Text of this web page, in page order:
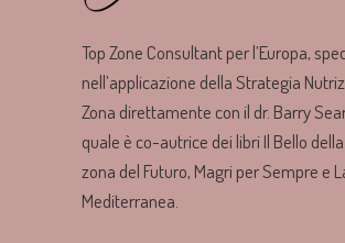
Top Zone Consultant per l’Europa,
nell’applicazione della Strategia
Zona direttamente con il dr. Barry
quale è co-autrice dei libri Il Bello della
zona del Futuro, Magri per Sempre e
Mediterranea.